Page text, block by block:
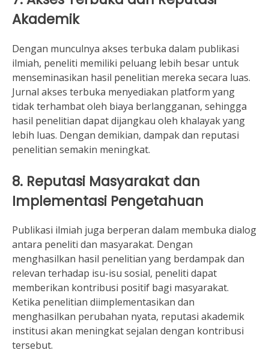
Akademik
Dengan munculnya akses terbuka dalam publikasi
ilmiah, peneliti memiliki peluang lebih besar untuk
menseminasikan hasil penelitian mereka secara luas.
Jurnal akses terbuka menyediakan platform yang
tidak terhambat oleh biaya berlangganan, sehingga
hasil penelitian dapat dijangkau oleh khalayak yang
lebih luas. Dengan demikian, dampak dan reputasi
penelitian semakin meningkat.
8. Reputasi Masyarakat dan
Implementasi Pengetahuan
Publikasi ilmiah juga berperan dalam membuka dialog
antara peneliti dan masyarakat. Dengan
menghasilkan hasil penelitian yang berdampak dan
relevan terhadap isu-isu sosial, peneliti dapat
memberikan kontribusi positif bagi masyarakat.
Ketika penelitian diimplementasikan dan
menghasilkan perubahan nyata, reputasi akademik
institusi akan meningkat sejalan dengan kontribusi
tersebut.